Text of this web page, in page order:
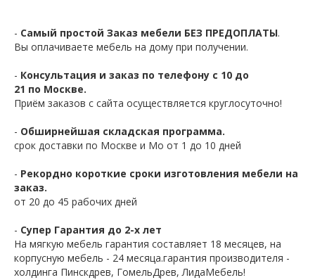
- Самый простой Заказ мебели БЕЗ ПРЕДОПЛАТЫ.
Вы оплачиваете мебель на дому при получении.
- Консультация и заказ по телефону с 10 до
21 по Москве.
Приём заказов с сайта осуществляется круглосуточно!
- Обширнейшая складская программа.
срок доставки по Москве и Мо от 1 до 10 дней
- Рекордно короткие сроки изготовления мебели на
заказ.
от 20 до 45 рабочих дней
- Супер Гарантия до 2-х лет
На мягкую мебель гарантия составляет 18 месяцев, на
корпусную мебель - 24 месяца.гарантия производителя -
холдинга Пинскдрев, ГомельДрев, ЛидаМебель!